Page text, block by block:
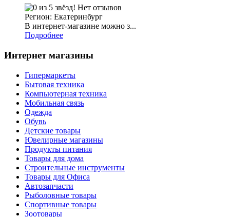
Нет отзывов
Регион: Екатеринбург
В интернет-магазине можно з...
Подробнее
Интернет магазины
Гипермаркеты
Бытовая техника
Компьютерная техника
Мобильная связь
Одежда
Обувь
Детские товары
Ювелирные магазины
Продукты питания
Товары для дома
Строительные инструменты
Товары для Офиса
Автозапчасти
Рыболовные товары
Спортивные товары
Зоотовары